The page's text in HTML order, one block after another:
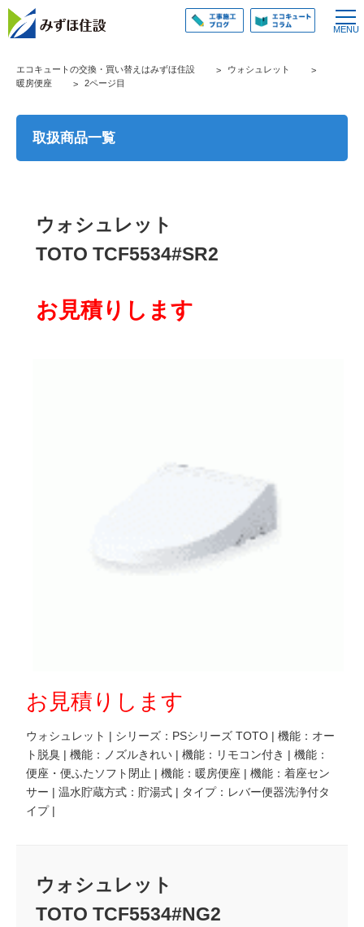
エコキュートの交換・買い替えはみずほ住設
ウォシュレット
暖房便座
2ページ目
取扱商品一覧
ウォシュレット
TOTO TCF5534#SR2
お見積りします
お見積りします
ウォシュレット | シリーズ：PSシリーズ TOTO | 機能：オー
ト脱臭 | 機能：ノズルきれい | 機能：リモコン付き | 機能：
便座・便ふたソフト閉止 | 機能：暖房便座 | 機能：着座セン
サー | 温水貯蔵方式：貯湯式 | タイプ：レバー便器洗浄付タ
イプ |
ウォシュレット
TOTO TCF5534#NG2